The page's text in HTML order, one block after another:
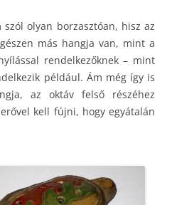
olyan borzasztóan, hisz az
más hangja van, mint a
rendelkezőknek – mint
például. Ám még így is
az oktáv felső részéhez
kell fújni, hogy egyátalán